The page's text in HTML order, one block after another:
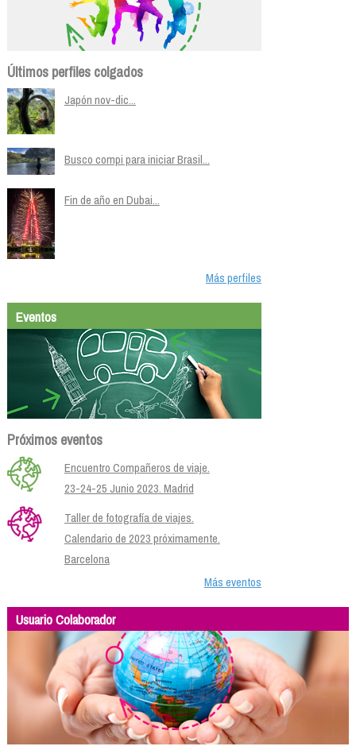
Últimos perfiles colgados
Japón nov-dic...
Busco compi para iniciar Brasil...
Fin de año en Dubai...
Más perfiles
Eventos
Próximos eventos
Encuentro Compañeros de viaje.
23-24-25 Junio 2023. Madrid
Taller de fotografía de viajes.
Calendario de 2023 próximamente.
Barcelona
Más eventos
Usuario Colaborador